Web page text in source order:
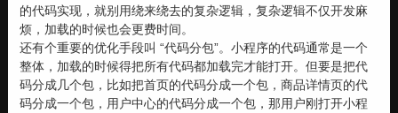
的代码实现，就别用绕来绕去的复杂逻辑，复杂逻辑不仅开发麻
烦，加载的时候也会更费时间。
还有个重要的优化手段叫 “代码分包”。小程序的代码通常是一个
整体，加载的时候得把所有代码都加载完才能打开。但要是把代
码分成几个包，比如把首页的代码分成一个包，商品详情页的代
码分成一个包，用户中心的代码分成一个包，那用户刚打开小程